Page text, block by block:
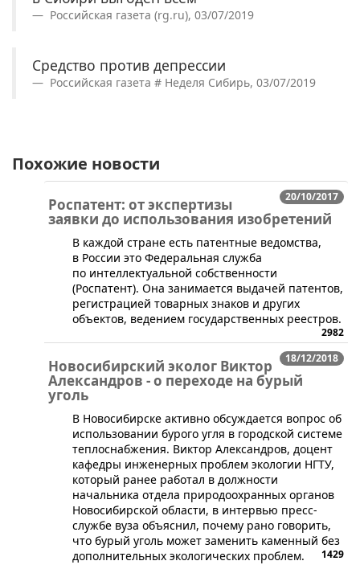
Российская газета (rg.ru), 03/07/2019
Средство против депрессии
Российская газета # Неделя Сибирь, 03/07/2019
Похожие новости
20/10/2017
Роспатент: от экспертизы
заявки до использования изобретений
В каждой стране есть патентные ведомства,
в России это Федеральная служба
по интеллектуальной собственности
(Роспатент). Она занимается выдачей патентов,
регистрацией товарных знаков и других
объектов, ведением государственных реестров.
2982
18/12/2018
Новосибирский эколог Виктор
Александров - о переходе на бурый
уголь
​В Новосибирске активно обсуждается вопрос об
использовании бурого угля в городской системе
теплоснабжения. Виктор Александров, доцент
кафедры инженерных проблем экологии НГТУ,
который ранее работал в должности
начальника отдела природоохранных органов
Новосибирской области, в интервью пресс-
службе вуза объяснил, почему рано говорить,
что бурый уголь может заменить каменный без
дополнительных экологических проблем.
1429